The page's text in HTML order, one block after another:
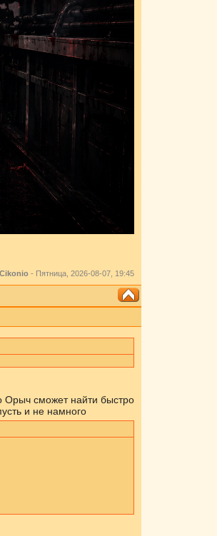
Cikоnio- Пятница, 2026-08-07, 19:45
Орыч сможет найти быстро
и не намного